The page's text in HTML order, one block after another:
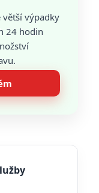
větší výpadky
24 hodin